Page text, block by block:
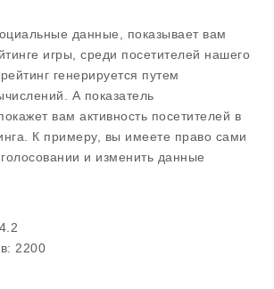
данные, показывает вам
игры, среди посетителей нашего
генерируется путем
А показатель
вам активность посетителей в
К примеру, вы имеете право сами
и изменить данные
4.2
2200